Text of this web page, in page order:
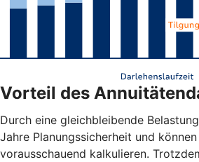
Vorteil des
Durch eine gleichbleibende
Jahre Planungssicherheit und
vorausschauend kalkulieren.